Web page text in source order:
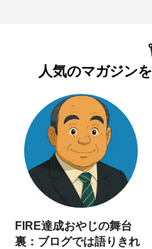
人気のマガジンを
FIRE達成おやじの舞台
裏：ブログでは語りきれ